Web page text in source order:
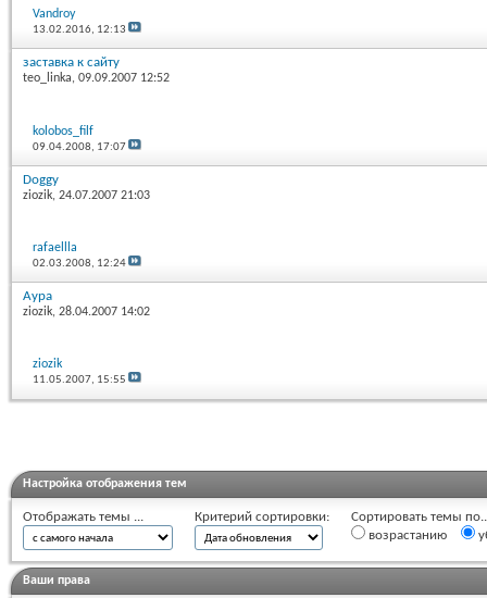
Vandroy
13.02.2016, 12:13
заставка к сайту
teo_linka, 09.09.2007 12:52
kolobos_filf
09.04.2008, 17:07
Doggy
ziozik, 24.07.2007 21:03
rafaellla
02.03.2008, 12:24
Аура
ziozik, 28.04.2007 14:02
ziozik
11.05.2007, 15:55
Настройка отображения тем
Отображать темы ... Критерий сортировки:
Сортировать темы
возрастанию
Ваши права